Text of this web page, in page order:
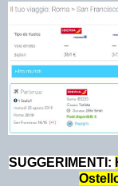
SUGGERIMENTI: